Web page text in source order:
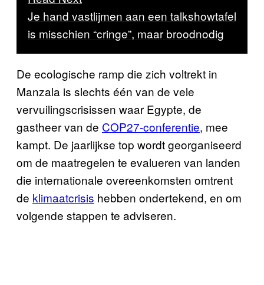
Je hand vastlijmen aan een talkshowtafel
is misschien “cringe”, maar broodnodig
De ecologische ramp die zich voltrekt in
Manzala is slechts één van de vele
vervuilingscrisissen waar Egypte, de
gastheer van de COP27-conferentie, mee
kampt. De jaarlijkse top wordt georganiseerd
om de maatregelen te evalueren van landen
die internationale overeenkomsten omtrent
de klimaatcrisis hebben ondertekend, en om
volgende stappen te adviseren.